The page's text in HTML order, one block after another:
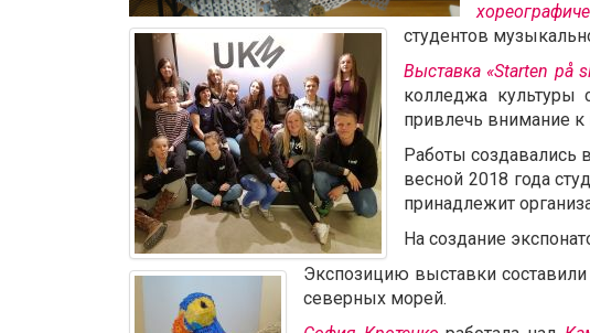
студентов
Выставка «Starten på
колледжа культуры
привлечь внимание
Работы создавались
весной 2018 года
принадлежит
На создание
Экспозицию выставки
северных морей.